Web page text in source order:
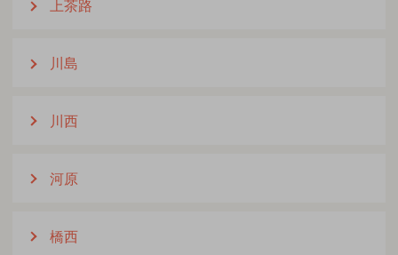
上茶路
川島
川西
河原
橋西